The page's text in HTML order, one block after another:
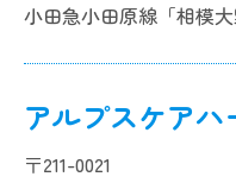
小田急小田原線「相模
アルプスケアハ
〒211-0021